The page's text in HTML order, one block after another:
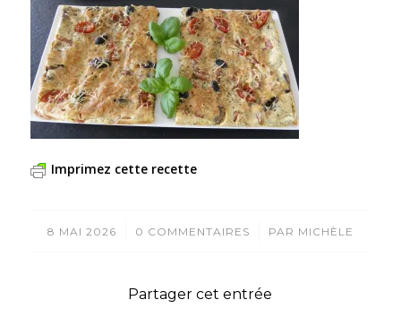
Imprimez cette recette
8 MAI 2026
/ 0 COMMENTAIRES
/ PAR MICHÈLE
Partager cet entrée